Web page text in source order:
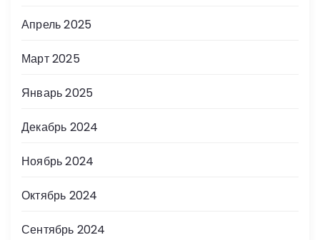
Апрель 2025
Март 2025
Январь 2025
Декабрь 2024
Ноябрь 2024
Октябрь 2024
Сентябрь 2024